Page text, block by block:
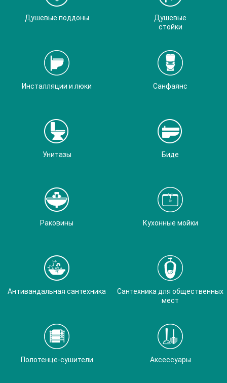
Душевые поддоны
Душевые
стойки
Инсталляции и люки Санфаянс
Унитазы Биде
Раковины Кухонные мойки
Антивандальная сантехника
Сантехника для общественных
мест
Полотенце-сушители Аксессуары